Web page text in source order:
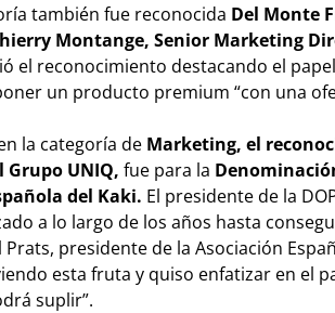
también fue reconocida Del Monte
Montange, Senior Marketing
el reconocimiento destacando el
un producto premium “con una
la categoría de Marketing, el
UNIQ, fue para la
del Kaki. El presidente de la
a lo largo de los años hasta
Prats, presidente de la Asociación
esta fruta y quiso enfatizar en el
suplir”.